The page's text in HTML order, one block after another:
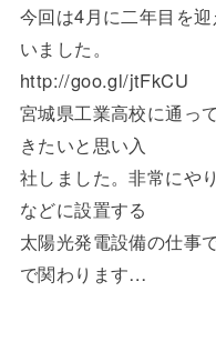
今回は4月に二年目を
いました。
http://goo.gl/jtFkCU
宮城県工業高校に通っ
きたいと思い入
社しました。非常にや
などに設置する
太陽光発電設備の仕事
で関わります…